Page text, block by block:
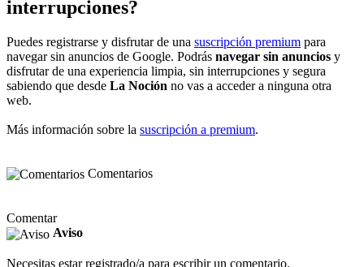
interrupciones?
Puedes registrarse y disfrutar de una suscripción premium para
navegar sin anuncios de Google. Podrás navegar sin anuncios y
disfrutar de una experiencia limpia, sin interrupciones y segura
sabiendo que desde La Noción no vas a acceder a ninguna otra
web.
Más información sobre la suscripción a premium.
Comentarios
Comentar
Aviso
Necesitas estar registrado/a para escribir un comentario.